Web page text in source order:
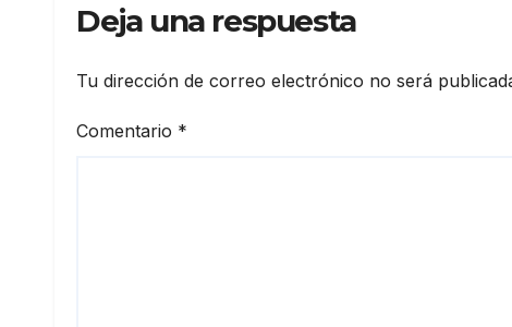
Deja una respuesta
Tu dirección de correo electrónico no será
Comentario *